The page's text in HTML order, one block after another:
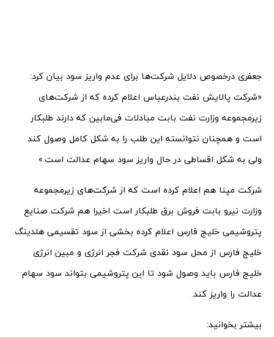
جعفری درخصوص دلایل شرکت‌ها برای عدم واریز سود بیان کرد:
«شرکت پالایش نفت بندرعباس اعلام کرده که از شرکت‌های
زیرمجموعه وزارت نفت بابت مبادلات فی‌مابین که دارند طلبکار
است و همچنان نتوانسته این طلب را به شکل کامل وصول کند
ولی به شکل اقساطی در حال واریز سود سهام عدالت است.»
شرکت مپنا هم اعلام کرده است که از شرکت‌های زیرمجموعه
وزارت نیرو بابت فروش برق طلبکار است اخیرا هم شرکت صنایع
پتروشیمی خلیج فارس اعلام کرده بخشی از سود تقسیمی هلدینگ
خلیج فارس از محل سود نقدی شرکت فجر انرژی و مبین انرژی
خلیج فارس باید وصول شود تا این پتروشیمی بتواند سود سهام
عدالت را واریز کند.
بیشتر بخوانید: